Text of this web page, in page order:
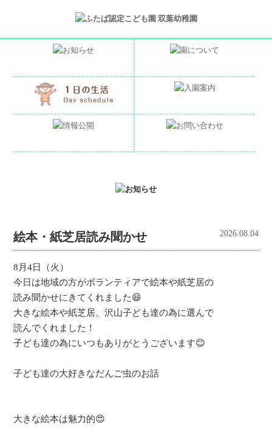
絵本・紙芝居読み聞かせ 2026.08.04
8月4日（火）
今日は地域の方がボランティアで絵本や紙芝居の
読み聞かせにきてくれました😆
大きな絵本や紙芝居。沢山子ども達の為に選んで
読んでくれました！
子ども達の為にいつもありがとうございます😊
子ども達の大好きなだんご虫のお話
大きな絵本は魅力的😍